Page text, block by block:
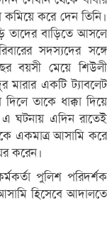
কমিয়ে করে দেন তিনি।
তাদের বাড়িতে আসলে
সদস্যদের সঙ্গে
বয়সী মেয়ে শিউলী
একটি ট্যাবলেট
তাকে ধাক্কা দিয়ে
এ ঘটনায় এদিন রাতেই
একমাত্র আসামি করে
করেন।
পুলিশ পরিদর্শক
হিসেবে আদালতে